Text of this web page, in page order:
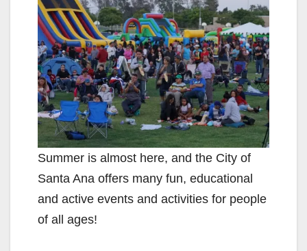
Summer is almost here, and the City of
Santa Ana offers many fun, educational
and active events and activities for people
of all ages!